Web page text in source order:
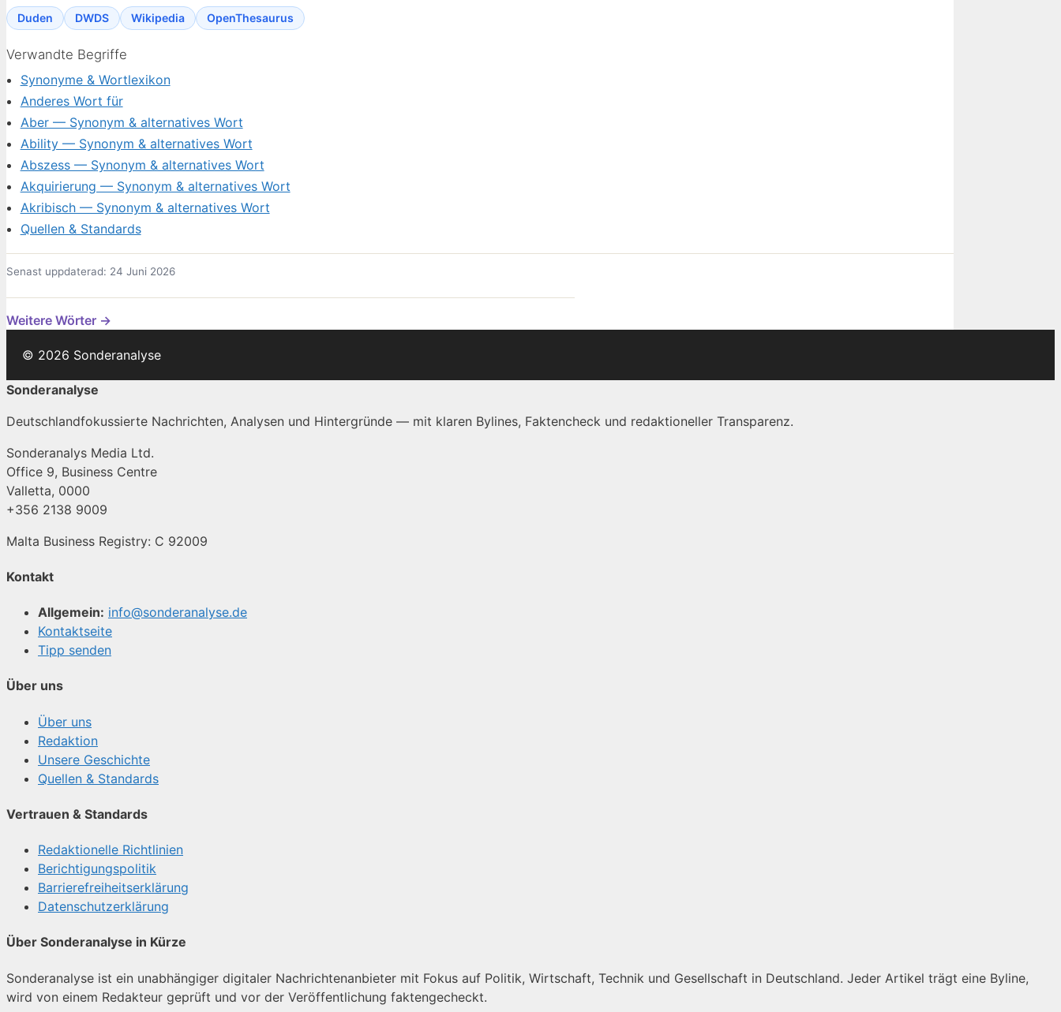
Duden DWDS Wikipedia OpenThesaurus
Verwandte Begriffe
Synonyme & Wortlexikon
Anderes Wort für
Aber — Synonym & alternatives Wort
Ability — Synonym & alternatives Wort
Abszess — Synonym & alternatives Wort
Akquirierung — Synonym & alternatives Wort
Akribisch — Synonym & alternatives Wort
Quellen & Standards
Senast uppdaterad: 24 Juni 2026
Weitere Wörter →
© 2026 Sonderanalyse
Sonderanalyse
Deutschlandfokussierte Nachrichten, Analysen und Hintergründe — mit klaren Bylines, Faktencheck und redaktioneller Transparenz.
Sonderanalys Media Ltd.
Office 9, Business Centre
Valletta, 0000
+356 2138 9009
Malta Business Registry: C 92009
Kontakt
Allgemein: info@sonderanalyse.de
Kontaktseite
Tipp senden
Über uns
Über uns
Redaktion
Unsere Geschichte
Quellen & Standards
Vertrauen & Standards
Redaktionelle Richtlinien
Berichtigungspolitik
Barrierefreiheitserklärung
Datenschutzerklärung
Über Sonderanalyse in Kürze
Sonderanalyse ist ein unabhängiger digitaler Nachrichtenanbieter mit Fokus auf Politik, Wirtschaft, Technik und Gesellschaft in Deutschland. Jeder Artikel trägt eine Byline,
wird von einem Redakteur geprüft und vor der Veröffentlichung faktengecheckt.